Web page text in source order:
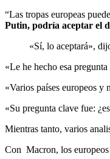
“Las tropas europeas
Putin, podría aceptar el
«Sí, lo aceptará»,
«Le he hecho esa
«Varios países europeos y
«Su pregunta clave fue:
Mientras tanto, varios
Con Macron, los